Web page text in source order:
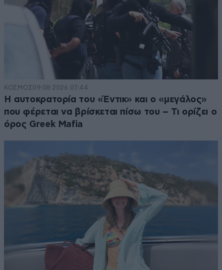
ΚΟΣΜΟΣ09·08·2026 07:44
Η αυτοκρατορία του «Έντικ» και ο «μεγάλος»
που φέρεται να βρίσκεται πίσω του – Τι ορίζει ο
όρος Greek Mafia